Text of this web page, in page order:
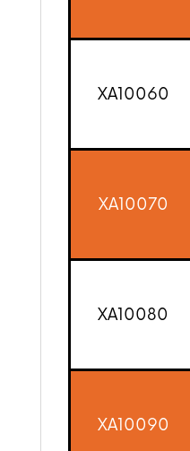
XA10060
XA10070
XA10080
XA10090